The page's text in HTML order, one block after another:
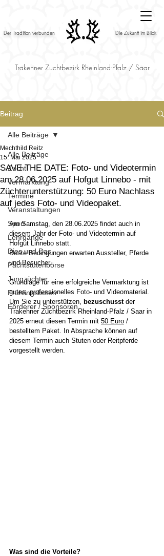
Der Tradition verbunden Die Zukunft im Blick
Trakehner Zuchtbezirk Rheinland-Pfalz / Saar
Beitrag
Alle Beiträge
Zucht
Vermarktung
Termine
Veranstaltungen
Sport
Lehrgänge
Dies und Das
Pachtstutenbörse
Jungzüchter
Frühlingsboten
Förderer / Sponsoren
Alle Beiträge
SAVE THE DATE: Foto- und Videotermin
am 28.06.2025 auf Hofgut Linnebo - mit
Züchterunterstützung: 50 Euro Nachlass
auf jedes Foto- und Videopaket.
Mechthild Reitz
15. Mai 2025
Am Samstag, den 28.06.2025 findet auch in
diesem Jahr der Foto- und Videotermin auf
Hofgut Linnebo statt.
Beste Bedingungen erwarten Aussteller, Pferde
und Besucher.
Grundlage für eine erfolgreiche Vermarktung ist
gutes, professionelles Foto- und Videomaterial.
Um Sie zu unterstützen, bezuschusst der
Trakehner Zuchtbezirk Rheinland-Pfalz / Saar in
2025 erneut diesen Termin mit 50 Euro /
bestelltem Paket. In Absprache können auf
diesem Termin auch Stuten oder Reitpferde
vorgestellt werden.
Was sind die Vorteile?